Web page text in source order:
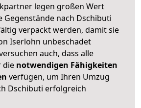
legen großen Wert
Gegenstände nach Dschibuti
verpackt werden, damit sie
Iserlohn unbeschadet
auch, dass alle
die notwendigen Fähigkeiten
verfügen, um Ihren Umzug
Dschibuti erfolgreich